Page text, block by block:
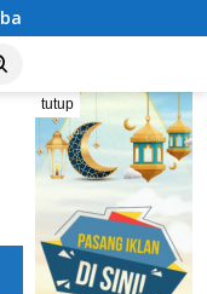
Tahan 5 Komisioner
tutup